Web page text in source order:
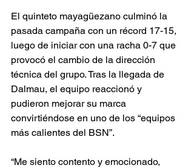
El quinteto mayagüezano culminó la
pasada campaña con un récord 17-15,
luego de iniciar con una racha 0-7 que
provocó el cambio de la dirección
técnica del grupo. Tras la llegada de
Dalmau, el equipo reaccionó y
pudieron mejorar su marca
convirtiéndose en uno de los “equipos
más calientes del BSN”.
“Me siento contento y emocionado,